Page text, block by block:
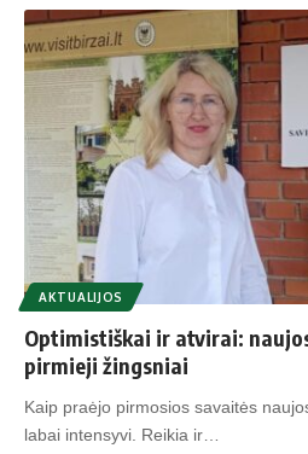
AKTUALIJOS
Optimistiškai ir atvirai:
pirmieji žingsniai
Kaip praėjo pirmosios savaitės
labai intensyvi. Reikia ir…